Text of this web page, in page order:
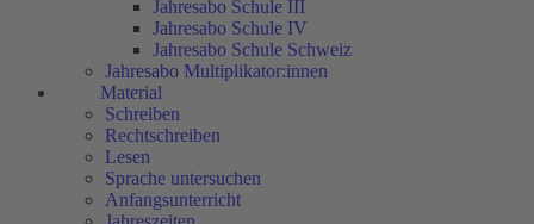
Jahresabo Schule III
Jahresabo Schule IV
Jahresabo Schule Schweiz
Jahresabo Multiplikator:innen
Material
Schreiben
Rechtschreiben
Lesen
Sprache untersuchen
Anfangsunterricht